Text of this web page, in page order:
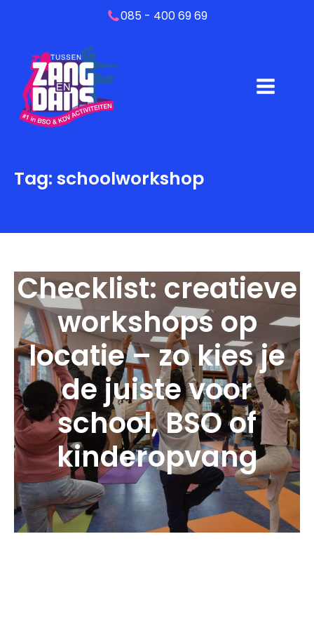
085 - 400 69 69
Tag: schoolworkshop
Checklist: creatieve
workshops op
locatie – zo kies je
de juiste voor
school, BSO of
kinderopvang